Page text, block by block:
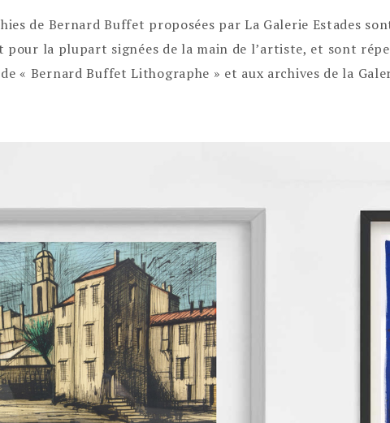
de Bernard Buffet proposées par La Galerie Estades
pour la plupart signées de la main de l’artiste, et sont
« Bernard Buffet Lithographe » et aux archives de la